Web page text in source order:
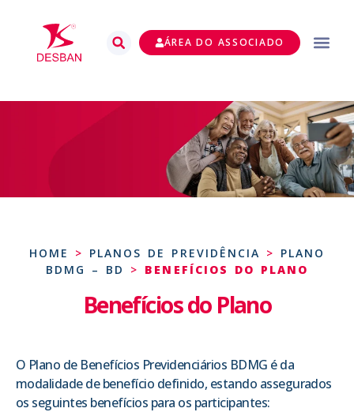
ÁREA DO ASSOCIADO
HOME > PLANOS DE PREVIDÊNCIA > PLANO
BDMG – BD
> BENEFÍCIOS DO PLANO
Benefícios do Plano
O Plano de Benefícios Previdenciários BDMG é da
modalidade de benefício definido, estando assegurados
os seguintes benefícios para os participantes: